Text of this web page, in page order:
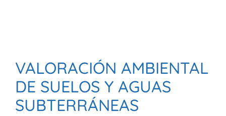
VALORACIÓN AMBIENTAL
DE SUELOS Y AGUAS
SUBTERRÁNEAS